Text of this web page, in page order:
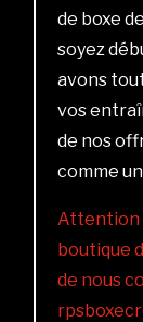
de boxe
soyez
avons
vos
de nos
comme
Attention
boutique
de nous